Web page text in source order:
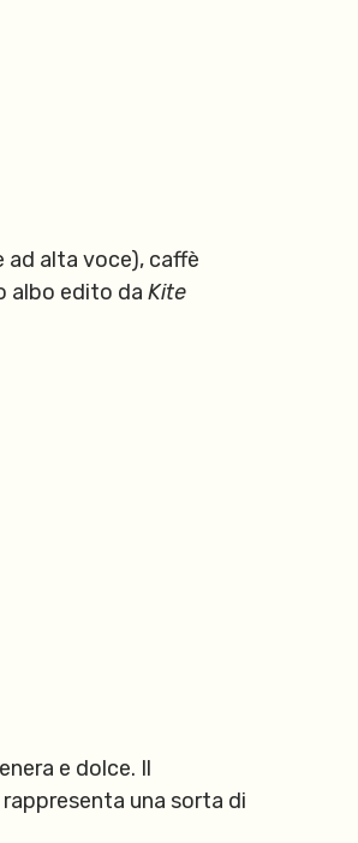
ad alta voce), caffè
albo edito da Kite
e dolce. Il
una sorta di